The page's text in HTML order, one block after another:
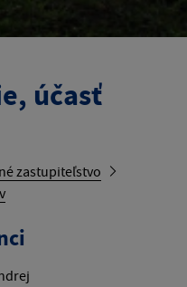
účasť
zastupiteľstvo